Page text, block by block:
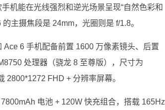
机能在光线强烈和逆光场景呈现“自然色彩和
主摄焦段是 24mm，光圈则是 f/1.8。
6 手机配备前置 1600 万像素镜头、后置
处理器（骁龙 8 至尊版），尺寸为
2800*1272 FHD + 分辨率屏幕。
电池 + 120W 快充组合，搭载 165Hz